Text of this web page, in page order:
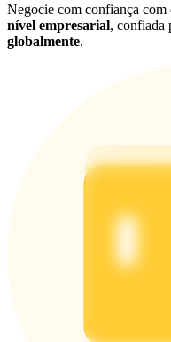
Negocie com confiança com
nível empresarial, confiada
globalmente.